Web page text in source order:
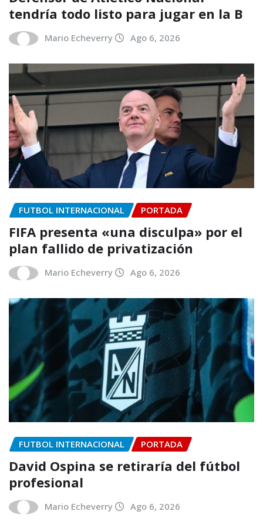
tendría todo listo para jugar en la B
Mario Echeverry Ago 6, 2026
FUTBOL INTERNACIONAL PORTADA
FIFA presenta «una disculpa» por el
plan fallido de privatización
Mario Echeverry Ago 6, 2026
FUTBOL INTERNACIONAL PORTADA
David Ospina se retiraría del fútbol
profesional
Mario Echeverry Ago 6, 2026